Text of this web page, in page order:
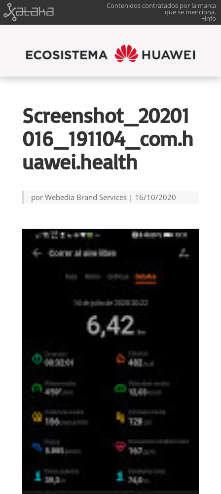
Contenidos contratados por la marca
que se menciona.
+info
Screenshot_20201
016_191104_com.h
uawei.health
por Webedia Brand Services| 16/10/2020